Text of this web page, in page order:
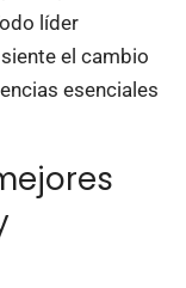
líder
el cambio
esenciales